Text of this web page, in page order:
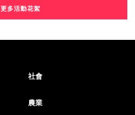
更多活動花絮
社會
農業